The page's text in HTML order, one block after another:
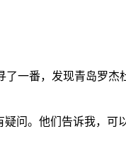
一番，发现青岛罗杰
问。他们告诉我，可